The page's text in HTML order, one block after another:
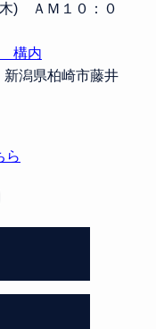
) ＡＭ１０：０
構内
潟県柏崎市藤井
ら